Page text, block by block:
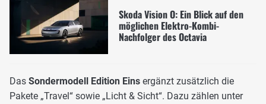
Skoda Vision O: Ein Blick auf den
möglichen Elektro-Kombi-
Nachfolger des Octavia
Das Sondermodell Edition Eins ergänzt zusätzlich die
Pakete „Travel“ sowie „Licht & Sicht“. Dazu zählen unter